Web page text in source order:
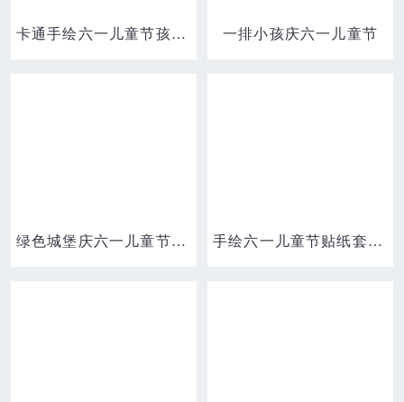
卡通手绘六一儿童节孩子庆六一场景元素 一排小孩庆六一儿童节
绿色城堡庆六一儿童节素材 手绘六一儿童节贴纸套图之儿童节快乐彩虹免抠元素